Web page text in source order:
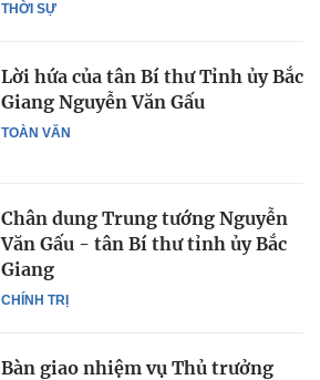
THỜI SỰ
TOÀN VĂN
Lời hứa của tân Bí thư Tỉnh ủy Bắc
Giang Nguyễn Văn Gấu
CHÍNH TRỊ
Chân dung Trung tướng Nguyễn
Văn Gấu - tân Bí thư tỉnh ủy Bắc
Giang
Bàn giao nhiệm vụ Thủ trưởng